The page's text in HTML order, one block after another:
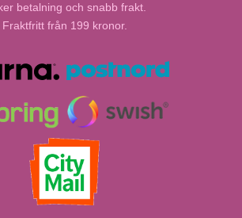
betalning och snabb frakt.
Fraktfritt från 199 kronor.